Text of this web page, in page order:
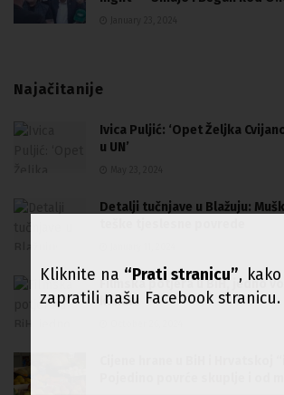
Najačitanije
Ivica Puljić: ‘Opet Željka
u UN’
Detalji tučnjave u Blažuju:
Filmska potjera u BiH, jedno
kanalu
Kliknite na “Prati stranicu”,
zapratili našu Facebook stranicu.